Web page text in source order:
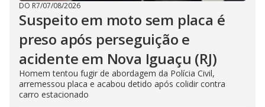
DO R7/07/08/2026
Suspeito em moto sem placa é
preso após perseguição e
acidente em Nova Iguaçu (RJ)
Homem tentou fugir de abordagem da Polícia Civil,
arremessou placa e acabou detido após colidir contra
carro estacionado